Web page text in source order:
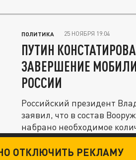
ПОЛИТИКА 25 НОЯБРЯ 19:04
ПУТИН
ЗАВЕРШЕНИЕ
РОССИИ
Российский президент
заявил, что в состав
набрано необходимое
ОТКЛЮЧИТЬ РЕКЛАМУ